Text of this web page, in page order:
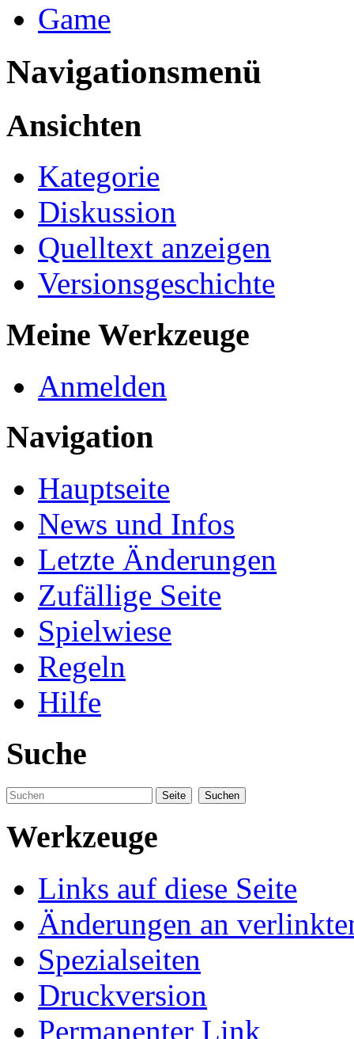
Game
Navigationsmenü
Ansichten
Kategorie
Diskussion
Quelltext anzeigen
Versionsgeschichte
Meine Werkzeuge
Anmelden
Navigation
Hauptseite
News und Infos
Letzte Änderungen
Zufällige Seite
Spielwiese
Regeln
Hilfe
Suche
Werkzeuge
Links auf diese Seite
Änderungen an
Spezialseiten
Druckversion
Permanenter Link